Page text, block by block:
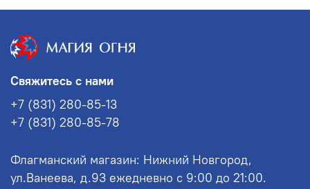
Свяжитесь с нами
+7 (831) 280-85-13
+7 (831) 280-85-78
Флагманский магазин: Нижний Новгород,
ул.Ванеева, д.93 ежедневно с 9:00 до 21:00.